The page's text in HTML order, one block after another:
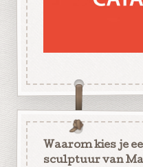
Waarom kies je
sculptuur van